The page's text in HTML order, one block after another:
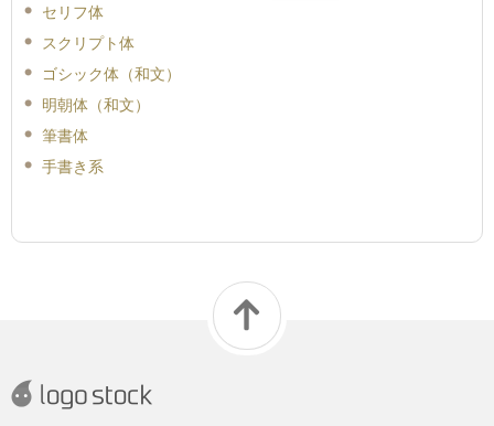
セリフ体
スクリプト体
ゴシック体（和文）
明朝体（和文）
筆書体
手書き系